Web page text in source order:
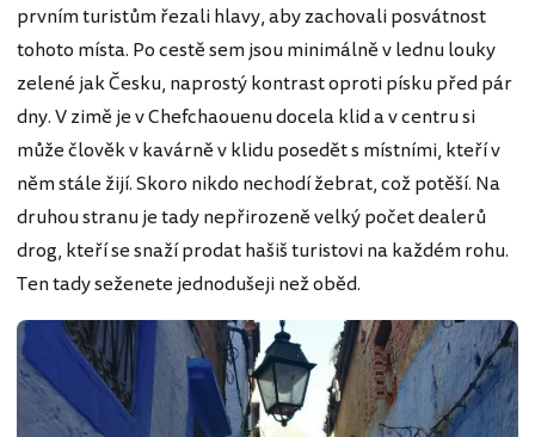
prvním turistům řezali hlavy, aby zachovali posvátnost
tohoto místa. Po cestě sem jsou minimálně v lednu louky
zelené jak Česku, naprostý kontrast oproti písku před pár
dny. V zimě je v Chefchaouenu docela klid a v centru si
může člověk v kavárně v klidu posedět s místními, kteří v
něm stále žijí. Skoro nikdo nechodí žebrat, což potěší. Na
druhou stranu je tady nepřirozeně velký počet dealerů
drog, kteří se snaží prodat hašiš turistovi na každém rohu.
Ten tady seženete jednodušeji než oběd.